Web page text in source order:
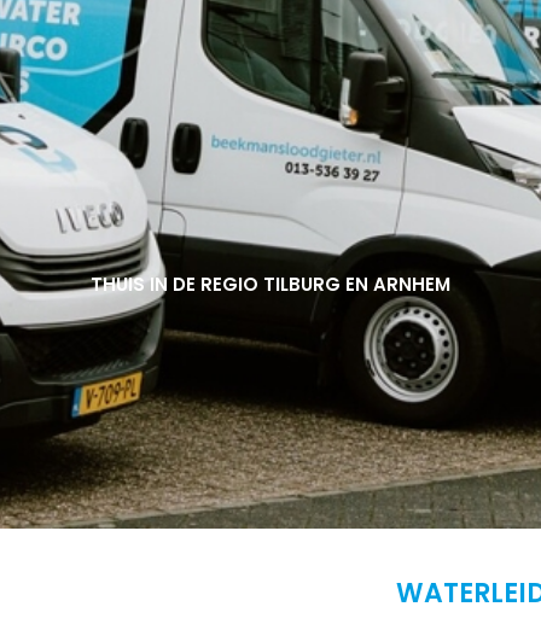
THUIS IN DE REGIO TILBURG EN ARNHEM
THUIS IN DE REGIO TILBURG EN ARNHEM
THUIS IN DE REGIO TILBURG EN ARNHEM